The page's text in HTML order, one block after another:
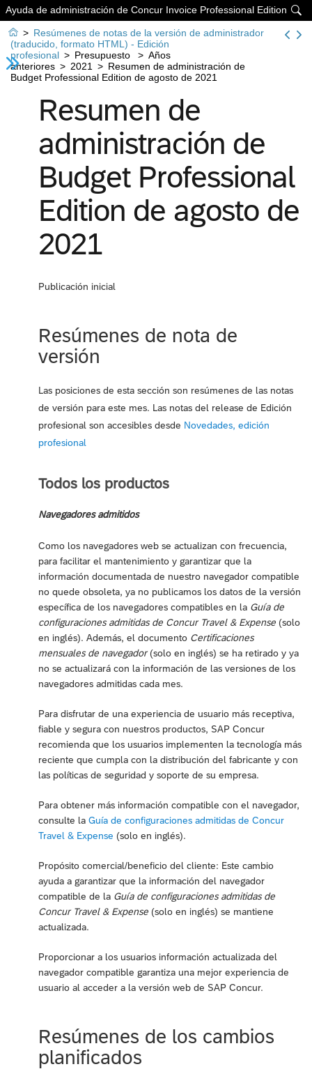

Ayuda de administración de Concur Invoice Professional Edition
 > Resúmenes de notas de la versión de administrador
(traducido, formato HTML) - Edición
profesional > Presupuesto > Años
anteriores > 2021 > Resumen de administración de
Budget Professional Edition de agosto de 2021
Resumen de
administración de
Budget Professional
Edition de agosto de
2021
Publicación inicial
Resúmenes de nota de
versión
Las posiciones de esta sección son resúmenes de las notas
de versión para este mes. Las notas del release de Edición
profesional son accesibles desde Novedades, edición
profesional
Todos los productos
Navegadores admitidos
Como los navegadores web se actualizan con frecuencia,
para facilitar el mantenimiento y garantizar que la
información documentada de nuestro navegador compatible
no quede obsoleta, ya no publicamos los datos de la versión
específica de los navegadores compatibles en la Guía de
configuraciones admitidas de Concur Travel & Expense (solo
en inglés). Además, el documento Certificaciones
mensuales de navegador(solo en inglés) se ha retirado y ya
no se actualizará con la información de las versiones de los
navegadores admitidas cada mes.
Para disfrutar de una experiencia de usuario más receptiva,
fiable y segura con nuestros productos, SAP Concur
recomienda que los usuarios implementen la tecnología más
reciente que cumpla con la distribución del fabricante y con
las políticas de seguridad y soporte de su empresa.
Para obtener más información compatible con el navegador,
consulte la Guía de configuraciones admitidas de Concur
Travel & Expense (solo en inglés).
Propósito comercial/beneficio del cliente: Este cambio
ayuda a garantizar que la información del navegador
compatible de la Guía de configuraciones admitidas de
Concur Travel & Expense (solo en inglés) se mantiene
actualizada.
Proporcionar a los usuarios información actualizada del
navegador compatible garantiza una mejor experiencia de
usuario al acceder a la versión web de SAP Concur.
Resúmenes de los cambios
planificados